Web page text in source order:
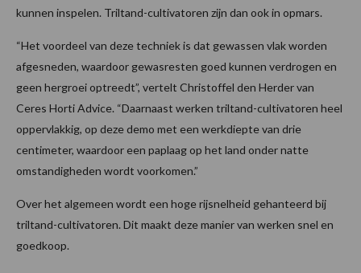
kunnen inspelen. Triltand-cultivatoren zijn dan ook in opmars.
“Het voordeel van deze techniek is dat gewassen vlak worden
afgesneden, waardoor gewasresten goed kunnen verdrogen en
geen hergroei optreedt”, vertelt Christoffel den Herder van
Ceres Horti Advice. “Daarnaast werken triltand-cultivatoren heel
oppervlakkig, op deze demo met een werkdiepte van drie
centimeter, waardoor een paplaag op het land onder natte
omstandigheden wordt voorkomen.”
Over het algemeen wordt een hoge rijsnelheid gehanteerd bij
triltand-cultivatoren. Dit maakt deze manier van werken snel en
goedkoop.